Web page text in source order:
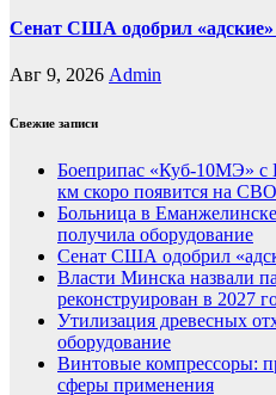
Сенат США одобрил «адские»
Авг 9, 2026 Admin
Свежие записи
Боеприпас «Куб-10МЭ»
км скоро появится на СВО
Больница в
получила оборудование
Сенат США одобрил
Власти Минска назвали
реконструирован в 2027
Утилизация древесных
оборудование
Винтовые компрессоры:
сферы применения